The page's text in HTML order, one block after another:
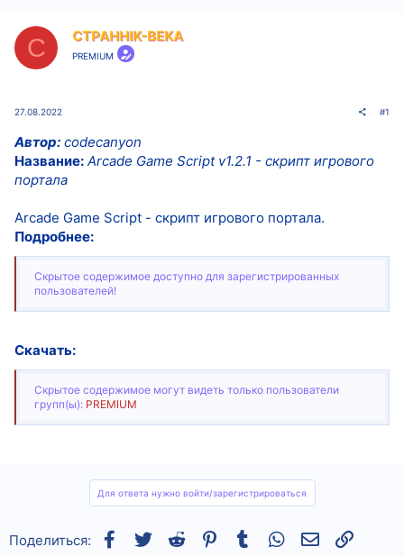
а
C CTPAHHIK-BEKA
PREMIUM
27.08.2022 #1
Автор: codecanyon
Название: Arcade Game Script v1.2.1 - скрипт игрового
портала
Arcade Game Script - скрипт игрового портала.
Подробнее:
Скрытое содержимое доступно для зарегистрированных
пользователей!
Скачать:
Скрытое содержимое могут видеть только пользователи
групп(ы): PREMIUM
Для ответа нужно войти/зарегистрироваться
Поделиться: Facebook
TwitterReddit Pinterest
Tumblr WhatsAppСсылка